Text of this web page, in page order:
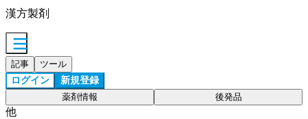
漢方製剤
記事 ツール
ログイン 新規登録
薬剤情報 後発品
他